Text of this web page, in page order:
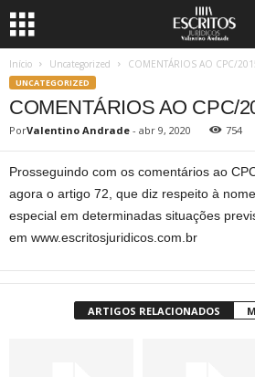
Início Uncategorized COMENTÁRIOS AO CPC/
UNCATEGORIZED
COMENTÁRIOS AO CPC/
PorValentino Andrade - abr 9, 2020 754
Prosseguindo com os comentários ao
agora o artigo 72, que diz respeito à
especial em determinadas situações
em www.escritosjuridicos.com.br
ARTIGOS RELACIONADOS